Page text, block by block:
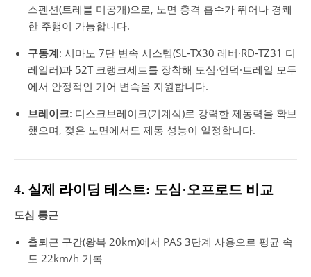
스펜션(트레블 미공개)으로, 노면 충격 흡수가 뛰어나 경쾌
한 주행이 가능합니다.
구동계: 시마노 7단 변속 시스템(SL-TX30 레버·RD-TZ31 디
레일러)과 52T 크랭크세트를 장착해 도심·언덕·트레일 모두
에서 안정적인 기어 변속을 지원합니다.
브레이크: 디스크브레이크(기계식)로 강력한 제동력을 확보
했으며, 젖은 노면에서도 제동 성능이 일정합니다.
4. 실제 라이딩 테스트: 도심·오프로드 비교
도심 통근
출퇴근 구간(왕복 20km)에서 PAS 3단계 사용으로 평균 속
도 22km/h 기록